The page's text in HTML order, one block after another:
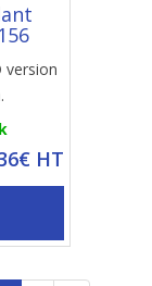
version
HT